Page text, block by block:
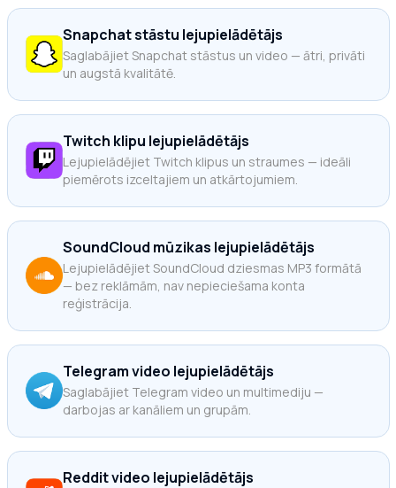
Snapchat stāstu lejupielādētājs
Saglabājiet Snapchat stāstus un video — ātri, privāti
un augstā kvalitātē.
Twitch klipu lejupielādētājs
Lejupielādējiet Twitch klipus un straumes — ideāli
piemērots izceltajiem un atkārtojumiem.
SoundCloud mūzikas lejupielādētājs
Lejupielādējiet SoundCloud dziesmas MP3 formātā
— bez reklāmām, nav nepieciešama konta
reģistrācija.
Telegram video lejupielādētājs
Saglabājiet Telegram video un multimediju —
darbojas ar kanāliem un grupām.
Reddit video lejupielādētājs